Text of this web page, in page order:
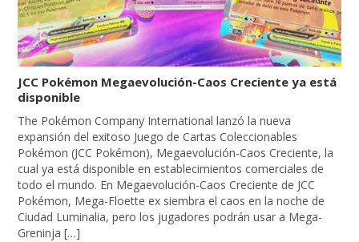
JCC Pokémon Megaevolución-Caos Creciente ya está
disponible
The Pokémon Company International lanzó la nueva
expansión del exitoso Juego de Cartas Coleccionables
Pokémon (JCC Pokémon), Megaevolución-Caos Creciente, la
cual ya está disponible en establecimientos comerciales de
todo el mundo. En Megaevolución-Caos Creciente de JCC
Pokémon, Mega-Floette ex siembra el caos en la noche de
Ciudad Luminalia, pero los jugadores podrán usar a Mega-
Greninja […]